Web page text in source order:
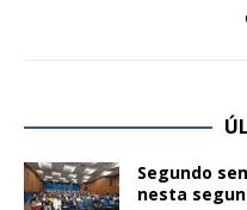
Segundo
nesta